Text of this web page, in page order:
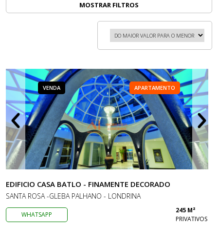
MOSTRAR FILTROS
VENDA APARTAMENTO
EDIFICIO CASA BATLO - FINAMENTE DECORADO
SANTA ROSA -GLEBA PALHANO - LONDRINA
WHATSAPP
245 M²
PRIVATIVOS